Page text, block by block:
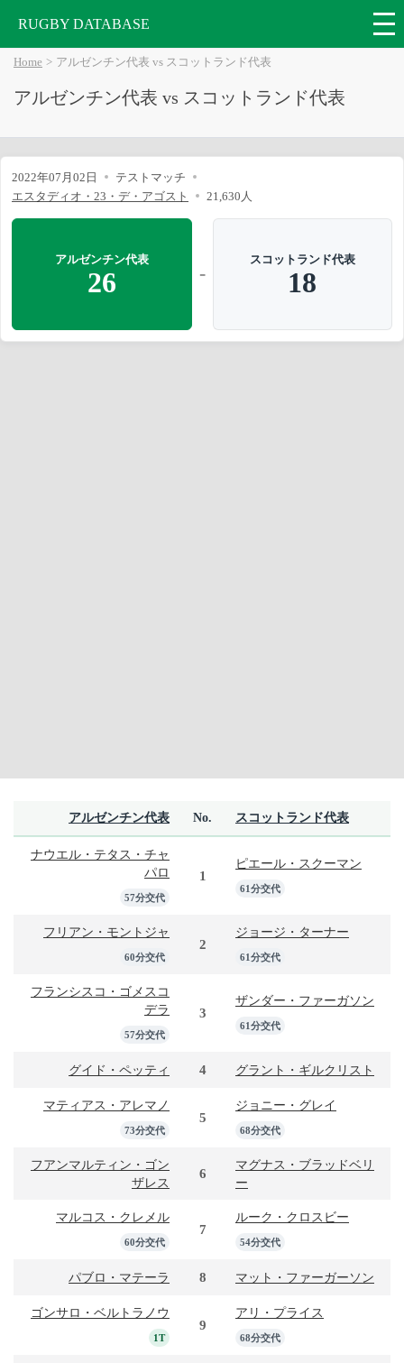
RUGBY DATABASE
Home アルゼンチン代表 vs スコットランド代表
アルゼンチン代表 vs スコットランド代表
2022年07月02日
テストマッチ
エスタディオ・23・デ・アゴスト
21,630人
アルゼンチン代表
26 -
スコットランド代表
18
アルゼンチン代表 No. スコットランド代表
ナウエル・テタス・チャ
パロ
57分交代
1
ピエール・スクーマン
61分交代
フリアン・モントジャ
60分交代
2
ジョージ・ターナー
61分交代
フランシスコ・ゴメスコ
デラ
57分交代
3
ザンダー・ファーガソン
61分交代
グイド・ペッティ 4 グラント・ギルクリスト
マティアス・アレマノ
73分交代
5
ジョニー・グレイ
68分交代
フアンマルティン・ゴン
ザレス
6
マグナス・ブラッドベリ
ー
マルコス・クレメル
60分交代
7
ルーク・クロスビー
54分交代
パブロ・マテーラ 8 マット・ファーガーソン
ゴンサロ・ベルトラノウ
1T
9
アリ・プライス
68分交代